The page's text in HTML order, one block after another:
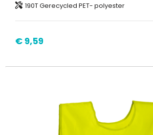
190T Gerecycled PET- polyester
€ 9,59